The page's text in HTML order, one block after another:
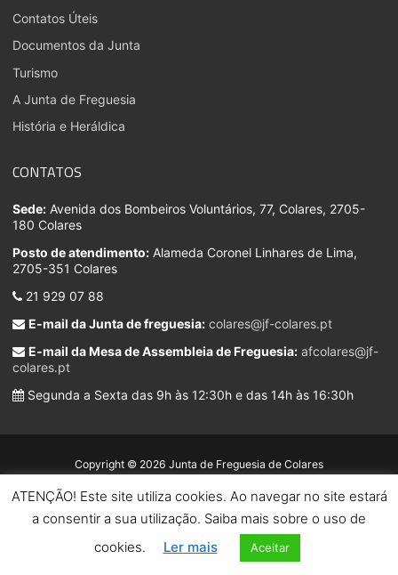
Contatos Úteis
Documentos da Junta
Turismo
A Junta de Freguesia
História e Heráldica
CONTATOS
Sede: Avenida dos Bombeiros Voluntários, 77, Colares, 2705-
180 Colares
Posto de atendimento: Alameda Coronel Linhares de Lima,
2705-351 Colares
21 929 07 88
E-mail da Junta de freguesia: colares@jf-colares.pt
E-mail da Mesa de Assembleia de Freguesia: afcolares@jf-
colares.pt
Segunda a Sexta das 9h às 12:30h e das 14h às 16:30h
Copyright © 2026 Junta de Freguesia de Colares
Developed by
ATENÇÃO! Este site utiliza cookies. Ao navegar no site estará
a consentir a sua utilização. Saiba mais sobre o uso de
cookies.
Ler mais Aceitar